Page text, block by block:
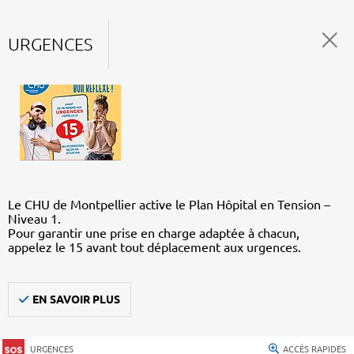
URGENCES
Le CHU de Montpellier active le Plan Hôpital en Tension –
Niveau 1.
Pour garantir une prise en charge adaptée à chacun,
appelez le 15 avant tout déplacement aux urgences.
EN SAVOIR PLUS
URGENCES ACCÈS RAPIDES